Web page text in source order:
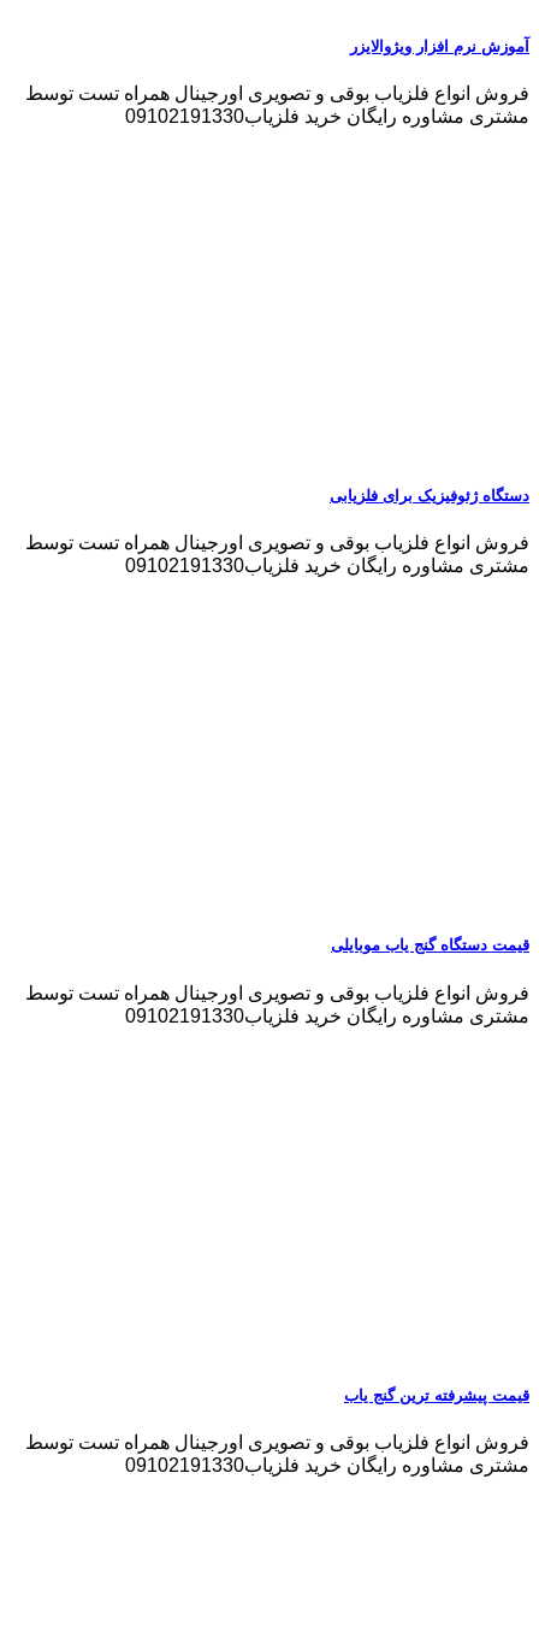
آموزش نرم‌ افزار ویژوالایزر
فروش انواع فلزیاب بوقی و تصویری اورجینال همراه تست توسط
مشتری مشاوره رایگان خرید فلزیاب09102191330
دستگاه ژئوفیزیک برای فلزیابی
فروش انواع فلزیاب بوقی و تصویری اورجینال همراه تست توسط
مشتری مشاوره رایگان خرید فلزیاب09102191330
قیمت دستگاه گنج یاب موبایلی
فروش انواع فلزیاب بوقی و تصویری اورجینال همراه تست توسط
مشتری مشاوره رایگان خرید فلزیاب09102191330
قیمت پیشرفته ترین گنج یاب
فروش انواع فلزیاب بوقی و تصویری اورجینال همراه تست توسط
مشتری مشاوره رایگان خرید فلزیاب09102191330